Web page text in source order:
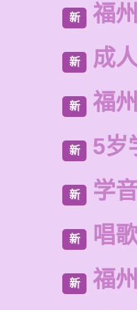
新 福
新 成
新 福
新 5岁
新 学
新 唱
新 福